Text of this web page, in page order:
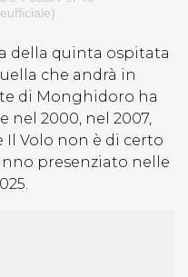
della quinta ospitata
che andrà in
di Monghidoro ha
nel 2000, nel 2007,
Il Volo non è di certo
presenziato nelle